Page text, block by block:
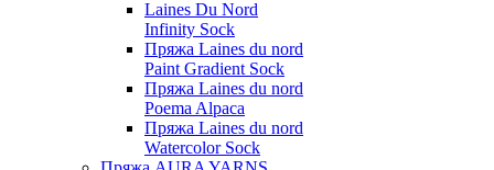
Laines Du Nord
Infinity Sock
Пряжа Laines du nord
Paint Gradient Sock
Пряжа Laines du nord
Poema Alpaca
Пряжа Laines du nord
Watercolor Sock